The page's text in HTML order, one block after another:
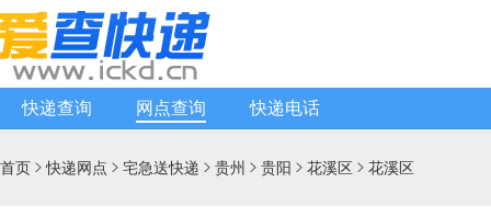
快递查询 网点查询 快递电话
首页 快递网点  宅急送快递  贵州  贵阳  花溪区  花溪区